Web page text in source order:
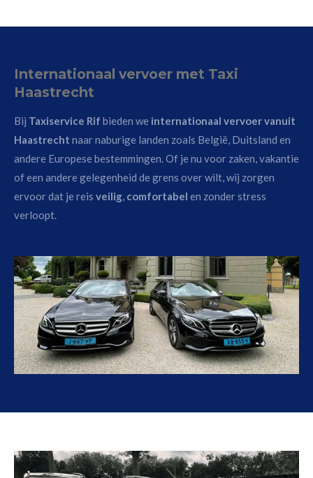
Internationaal vervoer met Taxi
Haastrecht
Bij Taxiservice Rif bieden we internationaal vervoer vanuit
Haastrecht naar naburige landen zoals België, Duitsland en
andere Europese bestemmingen. Of je nu voor zaken, vakantie
of een andere gelegenheid de grens over wilt, wij zorgen
ervoor dat je reis veilig, comfortabel en zonder stress
verloopt.